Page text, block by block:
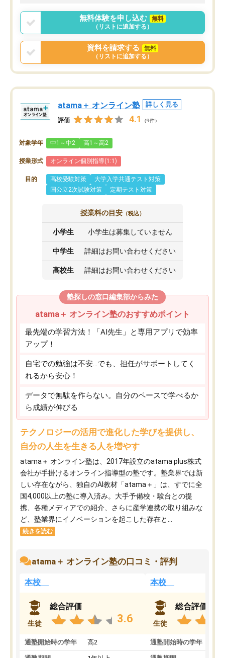
無料体験を申し込む
無料
（リストに追加する）
資料を請求する
無料
（リストに追加する）
atama＋ オンライン塾 詳しく見る
評価 4.1 （9件）
対象学年 中1～中2 高1～高2
授業形式 オンライン個別指導(1:1)
目的 高校受験対策
大学入学共通テスト対策
国公立2次試験対策
定期テスト対策
授業料の目安 （税込）
小学生 小学生は募集していません
中学生 詳細はお問い合わせください
高校生 詳細はお問い合わせください
塾探しの窓口編集部からみた
atama＋ オンライン塾のおすすめポイント
最先端の学習方法！「AI先生」と専用アプリで効率
アップ！
自宅での勉強は不安…でも、担任がサポートしてく
れるから安心！
データで無駄を作らない。自分のペースで学べるか
ら成績が伸びる
テクノロジーの活用で進化した学びを提供し、
自分の人生を生きる人を増やす
atama＋ オンライン塾は、2017年設立のatama plus株式
会社が手掛けるオンライン指導型の塾です。塾業界では新
しい存在ながら、独自のAI教材「atama＋」は、すでに全
国4,000以上の塾に導入済み。大手予備校・駿台との提
携、各種メディアでの紹介、さらに産学連携の取り組みな
ど、塾業界にイノベーションを起こした存在と...
続きを読む
atama＋ オンライン塾の口コミ・評判
本校
生徒
総合評価
3.6
通塾開始時の学年 高2
本校
生徒
総合評価
通塾開始時の学年